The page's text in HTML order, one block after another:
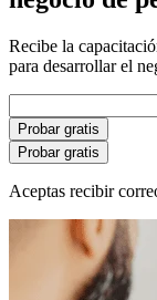
Recibe la
para desarrollar el
Probar gratis
Probar gratis
Aceptas recibir